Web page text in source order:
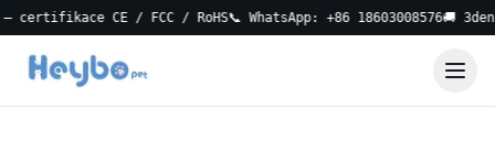
CE / FCC / RoHS 📞 WhatsApp: +86 18603008576🚚 3denní